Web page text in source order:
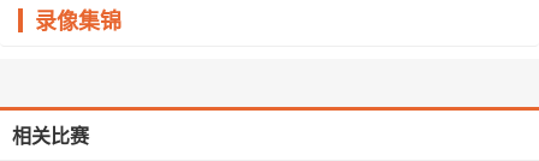
录像集锦
相关比赛